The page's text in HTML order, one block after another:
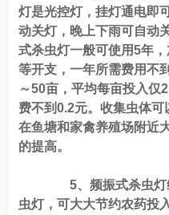
灯是光控灯，挂灯通电即
动关灯，晚上下雨可自动
式杀虫灯一般可使用5年
等开支，一年所需费用不
～50亩，平均每亩投入仅
费不到0.2元。收集虫体可
在鱼塘和家禽养殖场附近
的提高。
5、频振式杀虫灯
虫灯，可大大节约农药投